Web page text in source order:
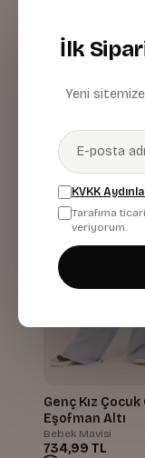
Genç Kız
İndigo
Genç Kız Çocuk
Eşofman Altı
Bebek Mavisi
734,99 TL
İlk
Yeni
KVKK
Tarafıma
veriyorum.